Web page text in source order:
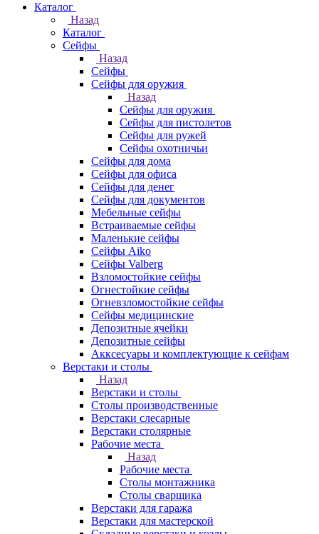
Каталог
Назад
Каталог
Cейфы
Назад
Cейфы
Cейфы для оружия
Назад
Cейфы для оружия
Сейфы для пистолетов
Сейфы для ружей
Сейфы охотничьи
Cейфы для дома
Cейфы для офиса
Сейфы для денег
Сейфы для документов
Мебельные сейфы
Встраиваемые сейфы
Маленькие сейфы
Сейфы Aiko
Сейфы Valberg
Взломостойкие сейфы
Огнестойкие сейфы
Огневзломостойкие сейфы
Сейфы медицинские
Депозитные ячейки
Депозитные сейфы
Акксесуары и комплектующие к сейфам
Верстаки и столы
Назад
Верстаки и столы
Столы производственные
Верстаки слесарные
Верстаки столярные
Рабочие места
Назад
Рабочие места
Столы монтажника
Столы сварщика
Верстаки для гаража
Верстаки для мастерской